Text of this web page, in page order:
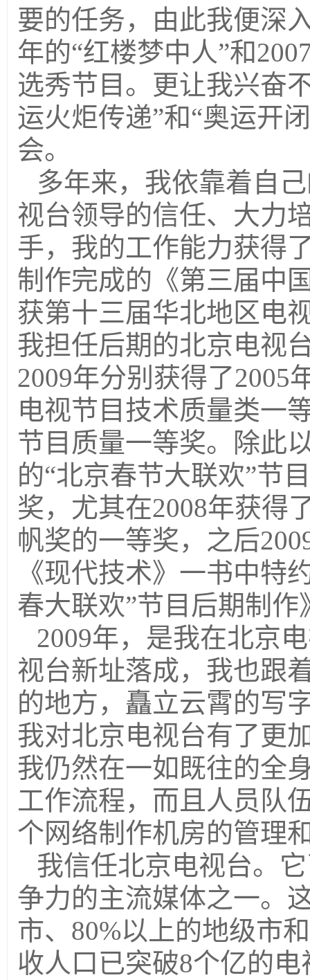
要的任务，由此我便深
年的“红楼梦中人”和
选秀节目。更让我兴奋
运火炬传递”和“奥运开
会。
多年来，我依靠着自
视台领导的信任、大力
手，我的工作能力获得
制作完成的《第三届中
获第十三届华北地区电
我担任后期的北京电视
2009年分别获得了2005
电视节目技术质量类一
节目质量一等奖。除此
的“北京春节大联欢”节
奖，尤其在2008年获得
帆奖的一等奖，之后
《现代技术》一书中特
春大联欢”节目后期制作
2009年，是我在北京
视台新址落成，我也跟
的地方，矗立云霄的写
我对北京电视台有了更
我仍然在一如既往的全
工作流程，而且人员队
个网络制作机房的管理
我信任北京电视台。
争力的主流媒体之一。
市、80%以上的地级市
收人口已突破8个亿的